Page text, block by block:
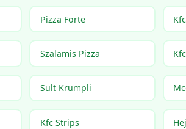
Pizza Forte Kfc
Szalamis Pizza
Sult Krumpli
Kfc Strips